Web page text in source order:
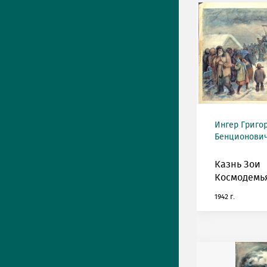
Ингер
Казнь Зои
1942 г.